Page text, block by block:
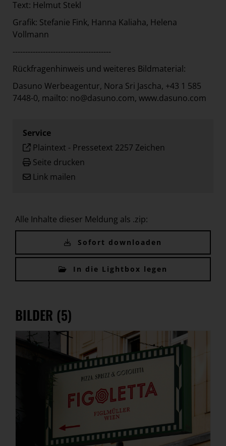
Text: Helmut Stekl
Grafik: Stefanie Fink, Hanna Kaliaha, Helena
Vollmann
---------------------------------------
Rückfragenhinweis und weiteres Bildmaterial:
Dasuno Werbeagentur, Nora Sri Jascha, +43 1 585
7448-0, mailto: no@dasuno.com, www.dasuno.com
Service
Plaintext - Pressetext 2257 Zeichen
Seite drucken
Link mailen
Alle Inhalte dieser Meldung als .zip:
Sofort downloaden
In die Lightbox legen
BILDER (5)